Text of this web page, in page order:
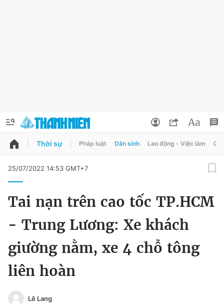
QUẢNG CÁO
Chuyên mục
Chuyên mục khác
Chào ngày mới Tin 24h
Tin thị trường
Đổi mật khẩu
Tin đã lưu
Tin đã xem
Đăng xuất
Thời sự Pháp luật Dân sinh Lao động - Việc làm
25/07/2022 14:53 GMT+7
Tai nạn trên cao tốc TP.HCM
- Trung Lương: Xe khách
giường nằm, xe 4 chỗ tông
liên hoàn
Lê Lang